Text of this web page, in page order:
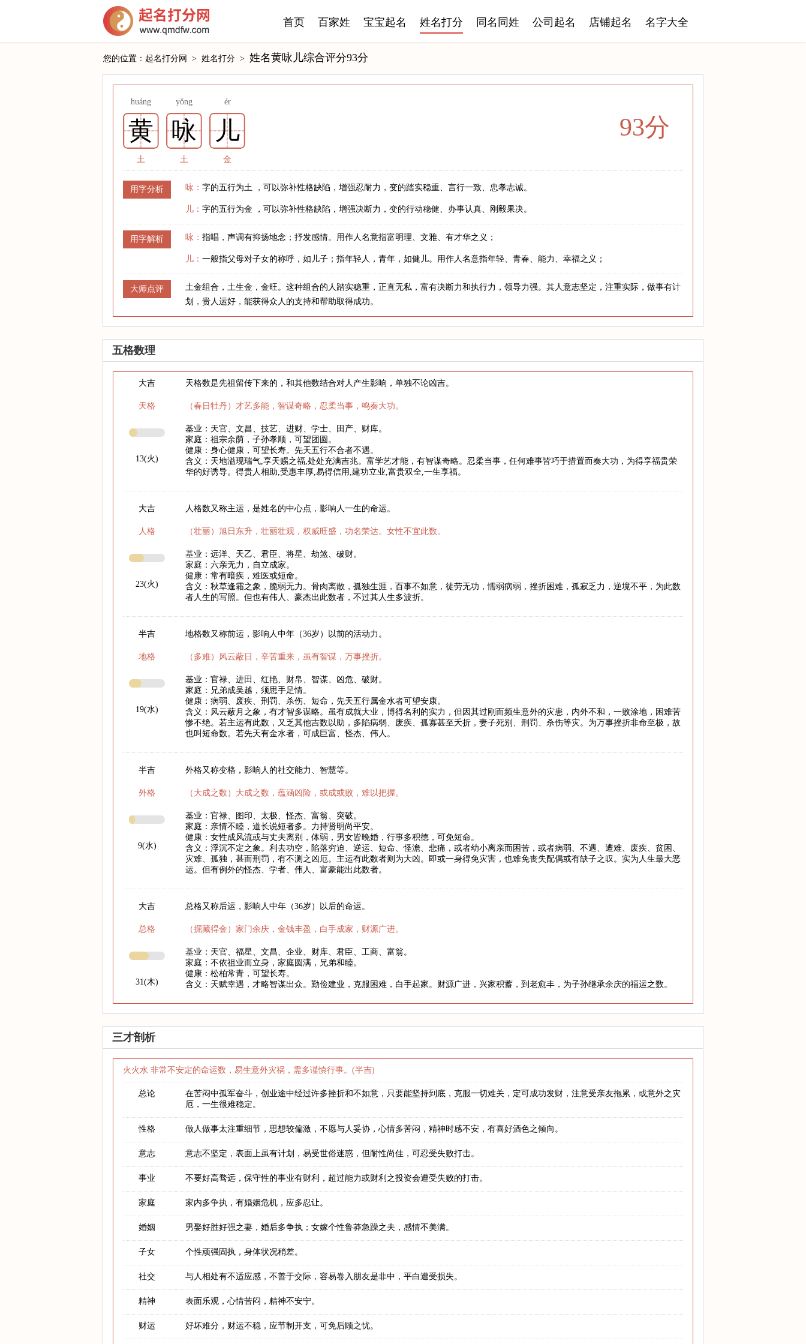
首页 百家姓 宝宝起名 姓名打分 同名同姓 公司起名 店铺起名 名字大全
您的位置： 起名打分网 > 姓名打分 > 姓名黄咏儿综合评分93分
huáng yǒng ér
黄 咏 儿
土 土 金
93分
用字分析 咏： 字的五行为土 ，可以弥补性格缺陷，增强忍耐力，变的踏实稳重、言行一致、忠孝志诚。
儿： 字的五行为金 ，可以弥补性格缺陷，增强决断力，变的行动稳健、办事认真、刚毅果决。
用字解析 咏： 指唱，声调有抑扬地念；抒发感情。用作人名意指富明理、文雅、有才华之义；
儿： 一般指父母对子女的称呼，如儿子；指年轻人，青年，如健儿。用作人名意指年轻、青春、能力、幸福之义；
大师点评
土金组合，土生金，金旺。这种组合的人踏实稳重，正直无私，富有决断力和执行力，领导力强。其人意志坚定，注重实际，做事有计
划，贵人运好，能获得众人的支持和帮助取得成功。
五格数理
大吉
天格
13(火)
天格数是先祖留传下来的，和其他数结合对人产生影响，单独不论凶吉。
（春日牡丹）才艺多能，智谋奇略，忍柔当事，鸣奏大功。
基业：天官、文昌、技艺、进财、学士、田产、财库。
家庭：祖宗余荫，子孙孝顺，可望团圆。
健康：身心健康，可望长寿。先天五行不合者不遇。
含义：天地溢现瑞气,享天赐之福,处处充满吉兆。富学艺才能，有智谋奇略。忍柔当事，任何难事皆巧于措置而奏大功，为得享福贵荣
华的好诱导。得贵人相助,受惠丰厚,易得信用,建功立业,富贵双全,一生享福。
大吉
人格
23(火)
人格数又称主运，是姓名的中心点，影响人一生的命运。
（壮丽）旭日东升，壮丽壮观，权威旺盛，功名荣达。女性不宜此数。
基业：远洋、天乙、君臣、将星、劫煞、破财。
家庭：六亲无力，自立成家。
健康：常有暗疾，难医或短命。
含义：秋草逢霜之象，脆弱无力。骨肉离散，孤独生涯，百事不如意，徒劳无功，懦弱病弱，挫折困难，孤寂乏力，逆境不平，为此数
者人生的写照。但也有伟人、豪杰出此数者，不过其人生多波折。
半吉
地格
19(水)
地格数又称前运，影响人中年（36岁）以前的活动力。
（多难）风云蔽日，辛苦重来，虽有智谋，万事挫折。
基业：官禄、进田、红艳、财帛、智谋、凶危、破财。
家庭：兄弟成吴越，须思手足情。
健康：病弱、废疾、刑罚、杀伤、短命，先天五行属金水者可望安康。
含义：风云蔽月之象，有才智多谋略。虽有成就大业，博得名利的实力，但因其过刚而频生意外的灾患，内外不和，一败涂地，困难苦
惨不绝。若主运有此数，又乏其他吉数以助，多陷病弱、废疾、孤寡甚至夭折，妻子死别、刑罚、杀伤等灾。为万事挫折非命至极，故
也叫短命数。若先天有金水者，可成巨富、怪杰、伟人。
半吉
外格
9(水)
外格又称变格，影响人的社交能力、智慧等。
（大成之数）大成之数，蕴涵凶险，或成或败，难以把握。
基业：官禄、图印、太极、怪杰、富翁、突破。
家庭：亲情不睦，道长说短者多。力持贤明尚平安。
健康：女性成风流或与丈夫离别，体弱，男女皆晚婚，行事多积德，可免短命。
含义：浮沉不定之象。利去功空，陷落穷迫、逆运、短命、怪澹、悲痛，或者幼小离亲而困苦，或者病弱、不遇、遭难、废疾、贫困、
灾难、孤独，甚而刑罚，有不测之凶厄。主运有此数者则为大凶。即或一身得免灾害，也难免丧失配偶或有缺子之叹。实为人生最大恶
运。但有例外的怪杰、学者、伟人、富豪能出此数者。
大吉
总格
31(木)
总格又称后运，影响人中年（36岁）以后的命运。
（掘藏得金）家门余庆，金钱丰盈，白手成家，财源广进。
基业：天官、福星、文昌、企业、财库、君臣、工商、富翁。
家庭：不依祖业而立身，家庭圆满，兄弟和睦。
健康：松柏常青，可望长寿。
含义：天赋幸遇，才略智谋出众。勤俭建业，克服困难，白手起家。财源广进，兴家积蓄，到老愈丰，为子孙继承余庆的福运之数。
三才剖析
火火水 非常不安定的命运数，易生意外灾祸，需多谨慎行事。(半吉)
总论
在苦闷中孤军奋斗，创业途中经过许多挫折和不如意，只要能坚持到底，克服一切难关，定可成功发财，注意受亲友拖累，或意外之灾
厄，一生很难稳定。
性格 做人做事太注重细节，思想较偏激，不愿与人妥协，心情多苦闷，精神时感不安，有喜好酒色之倾向。
意志 意志不坚定，表面上虽有计划，易受世俗迷惑，但耐性尚佳，可忍受失败打击。
事业 不要好高骛远，保守性的事业有财利，超过能力或财利之投资会遭受失败的打击。
家庭 家内多争执，有婚姻危机，应多忍让。
婚姻 男娶好胜好强之妻，婚后多争执；女嫁个性鲁莽急躁之夫，感情不美满。
子女 个性顽强固执，身体状况稍差。
社交 与人相处有不适应感，不善于交际，容易卷入朋友是非中，平白遭受损失。
精神 表面乐观，心情苦闷，精神不安宁。
财运 好坏难分，财运不稳，应节制开支，可免后顾之忧。